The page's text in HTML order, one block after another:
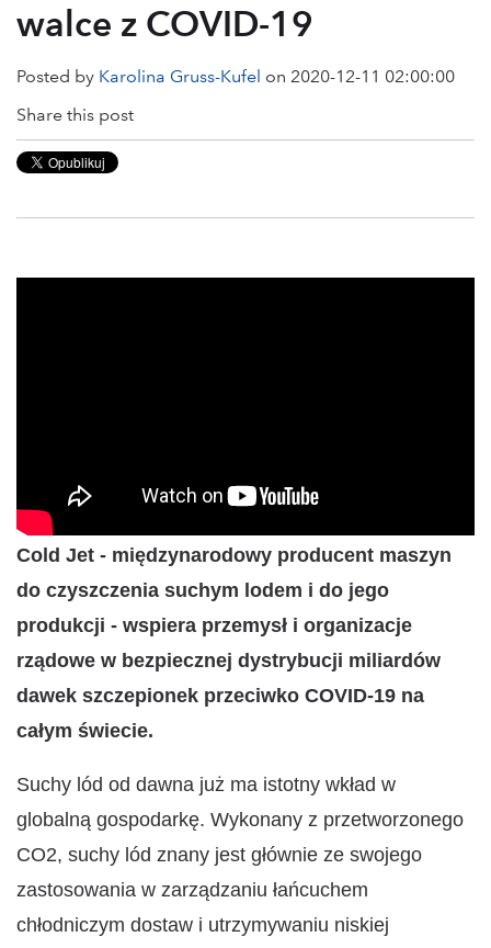
walce z COVID-19
Posted by Karolina Gruss-Kufel on 2020-12-11 02:00:00
Share this post
Cold Jet - międzynarodowy producent maszyn
do czyszczenia suchym lodem i do jego
produkcji - wspiera przemysł i organizacje
rządowe w bezpiecznej dystrybucji miliardów
dawek szczepionek przeciwko COVID-19 na
całym świecie.
Suchy lód od dawna już ma istotny wkład w
globalną gospodarkę. Wykonany z przetworzonego
CO2, suchy lód znany jest głównie ze swojego
zastosowania w zarządzaniu łańcuchem
chłodniczym dostaw i utrzymywaniu niskiej